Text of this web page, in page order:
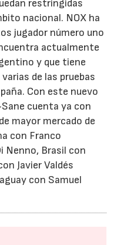
restringidas
nacional. NOX ha
jugador número uno
actualmente
y que tiene
de las pruebas
Con este nuevo
cuenta ya con
mayor mercado de
con Franco
Nenno, Brasil con
Javier Valdés
con Samuel